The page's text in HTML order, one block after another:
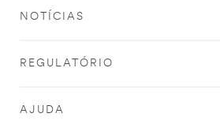
NOTÍCIAS
REGULATÓRIO
AJUDA